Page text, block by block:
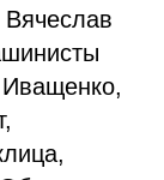
Иващенко,